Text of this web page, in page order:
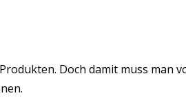
Doch damit muss man